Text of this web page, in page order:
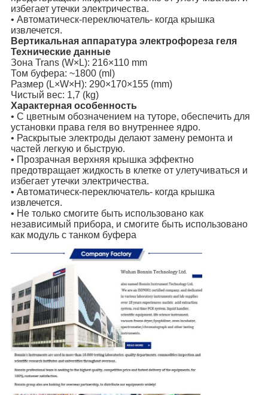
избегает утечки электричества.
• Автоматическ-переключатель- когда крышка
извлечется.
Вертикальная аппаратура электрофореза геля
Технические данные
Зона Trans (W×L): 216×110 mm
Том буфера: ~1800 (ml)
Размер (L×W×H): 290×170×155 (mm)
Чистый вес: 1,7 (kg)
Характерная особенность
• С цветным обозначением на туторе, обеспечить для
установки права геля во внутреннее ядро.
• Раскрытые электроды делают замену ремонта и
частей легкую и быструю.
• Прозрачная верхняя крышка эффектно
предотвращает жидкость в клетке от улетучиваться и
избегает утечки электричества.
• Автоматическ-переключатель- когда крышка
извлечется.
• Не только смогите быть использовано как
независимый прибора, и смогите быть использовано
как модуль с танком буфера